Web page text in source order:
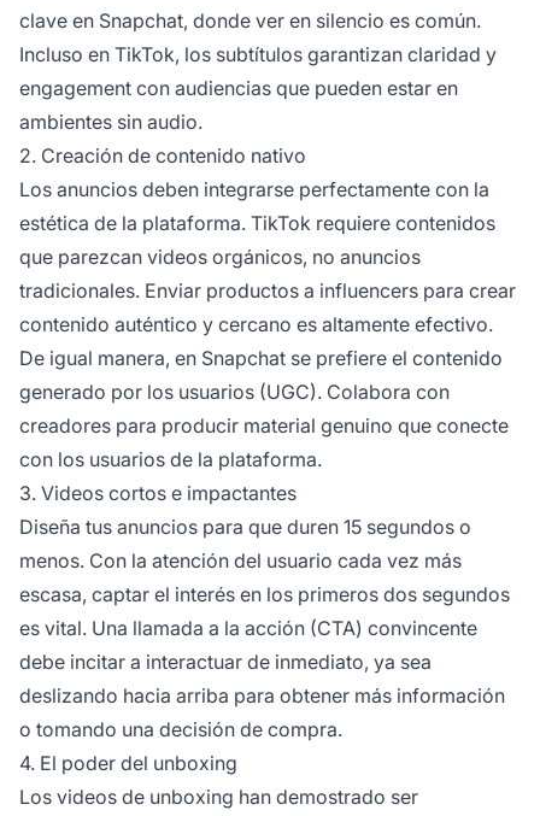
clave en Snapchat, donde ver en silencio es común.
Incluso en TikTok, los subtítulos garantizan claridad y
engagement con audiencias que pueden estar en
ambientes sin audio.
2. Creación de contenido nativo
Los anuncios deben integrarse perfectamente con la
estética de la plataforma. TikTok requiere contenidos
que parezcan videos orgánicos, no anuncios
tradicionales. Enviar productos a influencers para crear
contenido auténtico y cercano es altamente efectivo.
De igual manera, en Snapchat se prefiere el contenido
generado por los usuarios (UGC). Colabora con
creadores para producir material genuino que conecte
con los usuarios de la plataforma.
3. Videos cortos e impactantes
Diseña tus anuncios para que duren 15 segundos o
menos. Con la atención del usuario cada vez más
escasa, captar el interés en los primeros dos segundos
es vital. Una llamada a la acción (CTA) convincente
debe incitar a interactuar de inmediato, ya sea
deslizando hacia arriba para obtener más información
o tomando una decisión de compra.
4. El poder del unboxing
Los videos de unboxing han demostrado ser